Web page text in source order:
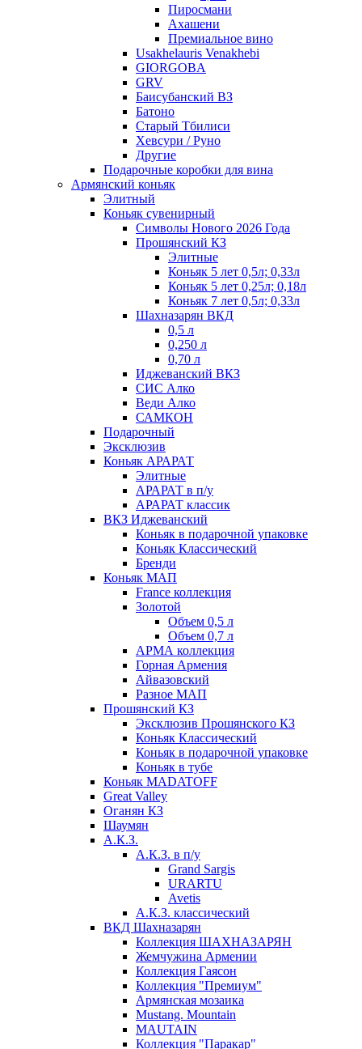
Пиросмани
Ахашени
Премиальное вино
Usakhelauris Venakhebi
GIORGOBA
GRV
Баисубанский ВЗ
Батоно
Старый Тбилиси
Хевсури / Руно
Другие
Подарочные коробки для вина
Армянский коньяк
Элитный
Коньяк сувенирный
Символы Нового 2026 Года
Прошянский КЗ
Элитные
Коньяк 5 лет 0,5л; 0,33л
Коньяк 5 лет 0,25л; 0,18л
Коньяк 7 лет 0,5л; 0,33л
Шахназарян ВКД
0,5 л
0,250 л
0,70 л
Иджеванский ВКЗ
СИС Алко
Веди Алко
САМКОН
Подарочный
Эксклюзив
Коньяк АРАРАТ
Элитные
АРАРАТ в п/у
АРАРАТ классик
ВКЗ Иджеванский
Коньяк в подарочной упаковке
Коньяк Классический
Бренди
Коньяк МАП
France коллекция
Золотой
Объем 0,5 л
Объем 0,7 л
АРМА коллекция
Горная Армения
Айвазовский
Разное МАП
Прошянский КЗ
Эксклюзив Прошянского КЗ
Коньяк Классический
Коньяк в подарочной упаковке
Коньяк в тубе
Коньяк MADATOFF
Great Valley
Оганян КЗ
Шаумян
А.К.З.
А.К.З. в п/у
Grand Sargis
URARTU
Avetis
А.К.З. классический
ВКД Шахназарян
Коллекция ШАХНАЗАРЯН
Жемчужина Армении
Коллекция Гаясон
Коллекция "Премиум"
Армянская мозаика
Mustang. Mountain
MAUTAIN
Коллекция "Паракар"